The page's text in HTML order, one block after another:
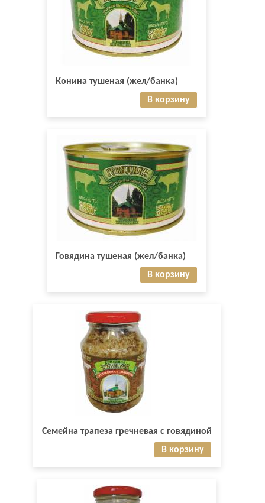
Конина тушеная (жел/банка)
В корзину
Говядина тушеная (жел/банка)
В корзину
Семейна трапеза гречневая с говядиной
В корзину